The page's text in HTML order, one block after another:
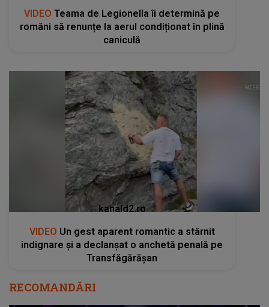
VIDEO Teama de Legionella îi determină pe
români să renunțe la aerul condiționat în plină
caniculă
kanald2.ro
VIDEO Un gest aparent romantic a stârnit
indignare și a declanșat o anchetă penală pe
Transfăgărășan
RECOMANDĂRI